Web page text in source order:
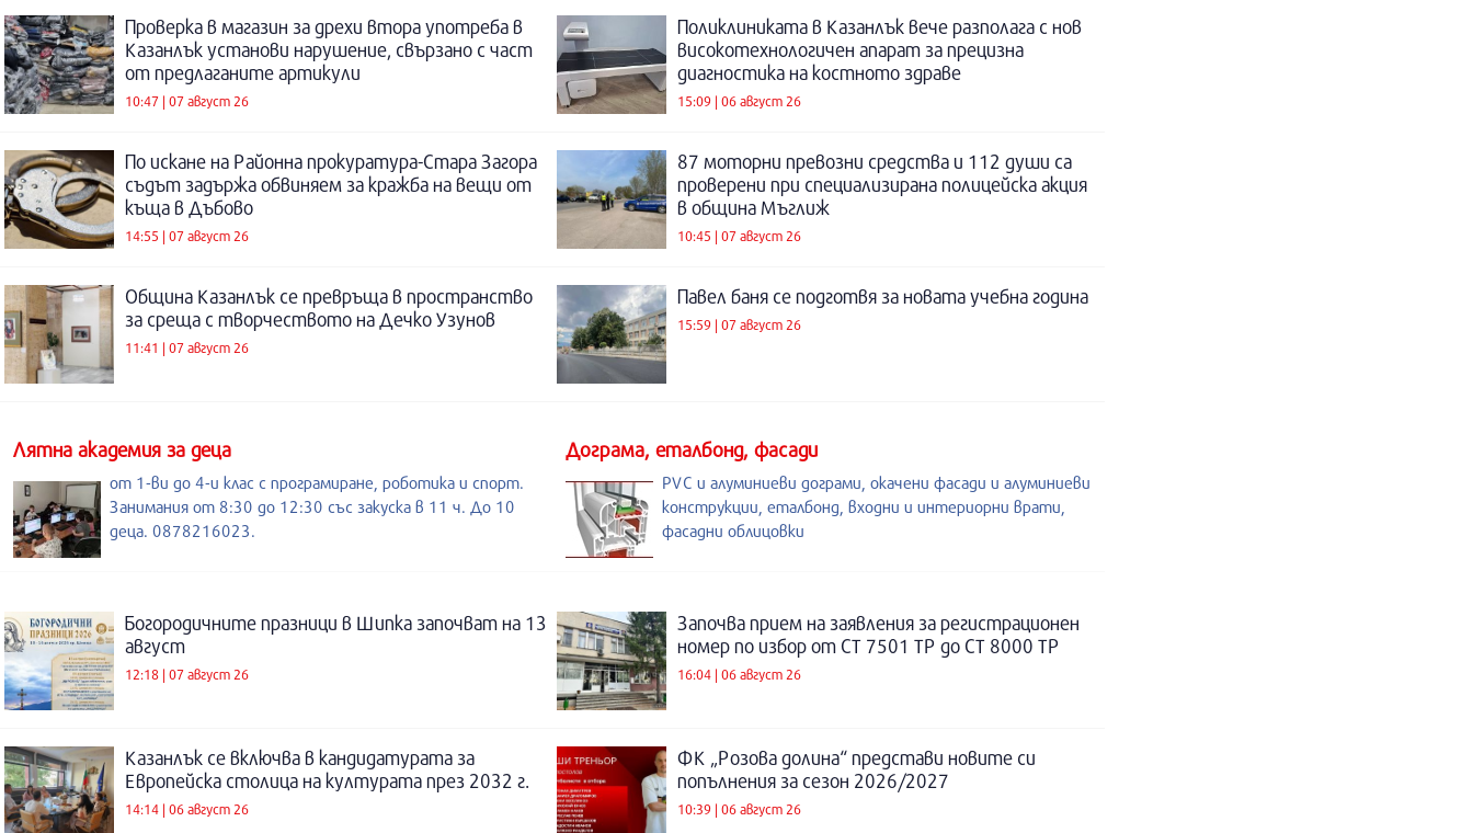
Проверка в магазин за дрехи втора употреба в
Казанлък установи нарушение, свързано с част
от предлаганите артикули
10:47 | 07 август 26
Поликлиниката в Казанлък вече разполага с нов
високотехнологичен апарат за прецизна
диагностика на костното здраве
15:09 | 06 август 26
По искане на Районна прокуратура-Стара Загора
съдът задържа обвиняем за кражба на вещи от
къща в Дъбово
14:55 | 07 август 26
87 моторни превозни средства и 112 души са
проверени при специализирана полицейска акция
в община Мъглиж
10:45 | 07 август 26
Община Казанлък се превръща в пространство
за среща с творчеството на Дечко Узунов
11:41 | 07 август 26
Павел баня се подготвя за новата учебна година
15:59 | 07 август 26
Лятна академия за деца
от 1-ви до 4-и клас с програмиране, роботика и спорт.
Занимания от 8:30 до 12:30 със закуска в 11 ч. До 10
деца. 0878216023.
Дограма, еталбонд, фасади
PVC и алуминиеви дограми, окачени фасади и алуминиеви
конструкции, еталбонд, входни и интериорни врати,
фасадни облицовки
Богородичните празници в Шипка започват на 13
август
12:18 | 07 август 26
Започва прием на заявления за регистрационен
номер по избор от СТ 7501 ТР до СТ 8000 ТР
16:04 | 06 август 26
Казанлък се включва в кандидатурата за
Европейска столица на културата през 2032 г.
14:14 | 06 август 26
ФК „Розова долина“ представи новите си
попълнения за сезон 2026/2027
10:39 | 06 август 26